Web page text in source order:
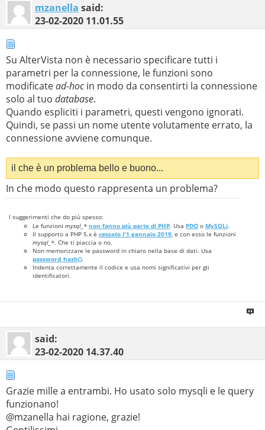
mzanella said:
23-02-2020 11.01.55
Su AlterVista non è necessario specificare tutti i
parametri per la connessione, le funzioni sono
modificatead-hocin modo da consentirti la connessione
solo al tuo database.
Quando espliciti i parametri, questi vengono ignorati.
Quindi, se passi un nome utente volutamente errato, la
connessione avviene comunque.
il che è un problema bello e buono...
In che modo questo rappresenta un problema?
I suggerimenti che do più spesso:
Le funzioni mysql_* non fanno più parte di PHP. Usa PDO o MySQLi.
Il supporto a PHP 5.x è cessato l'1 gennaio 2019, e con esso le funzioni
mysql_*. Che ti piaccia o no.
Non memorizzare le password in chiaro nella base di dati. Usa
password_hash().
Indenta correttamente il codice e usa nomi significativi per gli
identificatori.
said:
23-02-2020 14.37.40
Grazie mille a entrambi. Ho usato solo mysqli e le query
funzionano!
@mzanella hai ragione, grazie!